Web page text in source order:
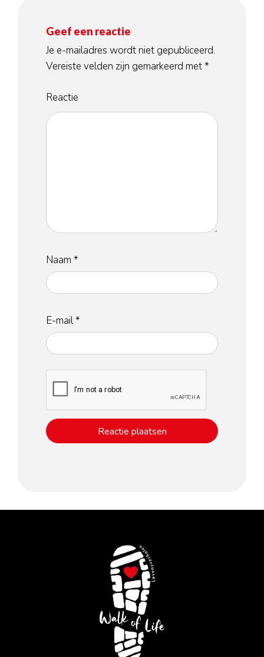
Geef een reactie
Je e-mailadres wordt niet gepubliceerd.
Vereiste velden zijn gemarkeerd met*
Reactie
Naam *
E-mail*